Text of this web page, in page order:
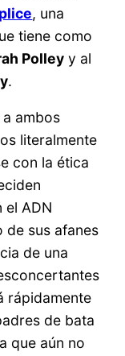
, una
tiene como
Polley y al
.
ambos
literalmente
con la ética
el ADN
de sus afanes
de una
rápidamente
de bata
que aún no